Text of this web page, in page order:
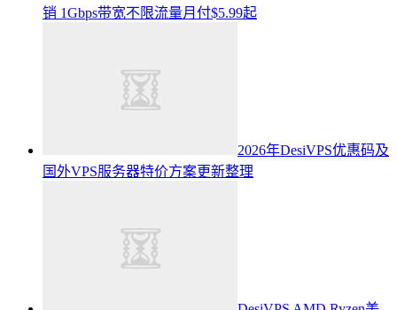
销 1Gbps带宽不限流量月付$5.99起
2026年DesiVPS优惠码及
国外VPS服务器特价方案更新整理